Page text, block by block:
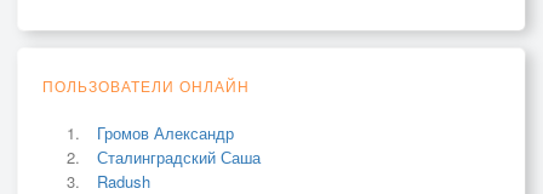
ПОЛЬЗОВАТЕЛИ ОНЛАЙН
Громов Александр
Сталинградский Саша
Radush